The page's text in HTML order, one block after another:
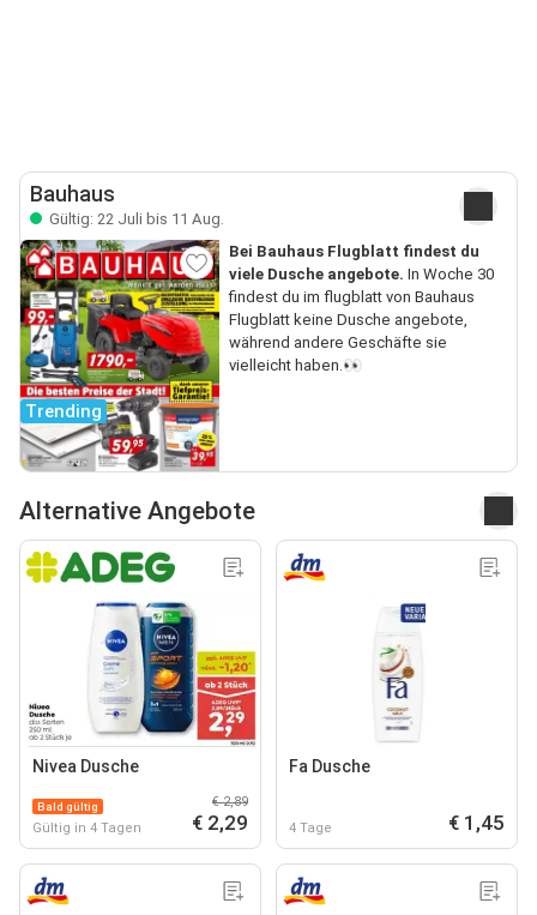
Bauhaus
Gültig: 22 Juli bis 11 Aug.
Trending
Bei Bauhaus Flugblatt findest du
viele Dusche angebote. In Woche 30
findest du im flugblatt von Bauhaus
Flugblatt keine Dusche angebote,
während andere Geschäfte sie
vielleicht haben.👀
Alternative Angebote
Nivea Dusche
Bald gültig
Gültig in 4 Tagen
€ 2,89
€ 2,29
Fa Dusche
4 Tage € 1,45